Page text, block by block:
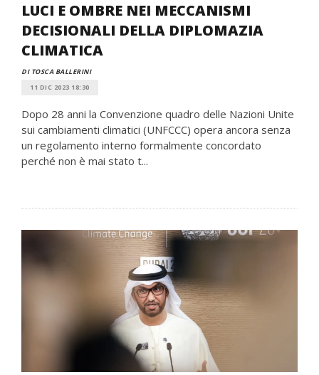
LUCI E OMBRE NEI MECCANISMI
DECISIONALI DELLA DIPLOMAZIA
CLIMATICA
DI TOSCA BALLERINI
11 DIC 2023 18:30
Dopo 28 anni la Convenzione quadro delle Nazioni Unite
sui cambiamenti climatici (UNFCCC) opera ancora senza
un regolamento interno formalmente concordato
perché non è mai stato t...